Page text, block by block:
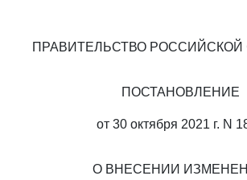
ПРАВИТЕЛЬСТВО РОССИЙСКОЙ
ПОСТАНОВЛЕНИЕ
от 30 октября 2021 г. N
О ВНЕСЕНИИ